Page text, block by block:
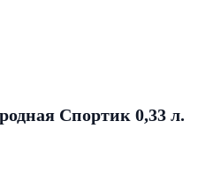
Спортик 0,33 л.